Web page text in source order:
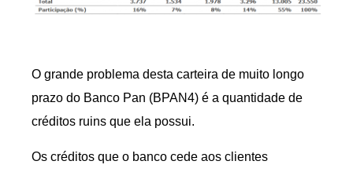
O grande problema desta carteira de muito longo
prazo do Banco Pan (BPAN4) é a quantidade de
créditos ruins que ela possui.
Os créditos que o banco cede aos clientes